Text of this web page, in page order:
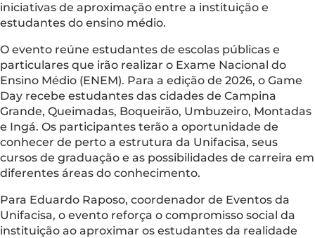
iniciativas de aproximação entre a instituição e
estudantes do ensino médio.
O evento reúne estudantes de escolas públicas e
particulares que irão realizar o Exame Nacional do
Ensino Médio (ENEM). Para a edição de 2026, o Game
Day recebe estudantes das cidades de Campina
Grande, Queimadas, Boqueirão, Umbuzeiro, Montadas
e Ingá. Os participantes terão a oportunidade de
conhecer de perto a estrutura da Unifacisa, seus
cursos de graduação e as possibilidades de carreira em
diferentes áreas do conhecimento.
Para Eduardo Raposo, coordenador de Eventos da
Unifacisa, o evento reforça o compromisso social da
instituição ao aproximar os estudantes da realidade